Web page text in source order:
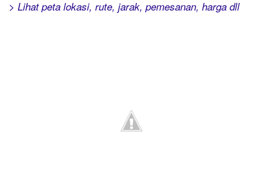
> Lihat peta lokasi, rute, jarak, pemesanan, harga dll